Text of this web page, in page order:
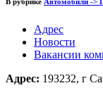
Адрес
Новости
Вакансии
Адрес: 193232, г